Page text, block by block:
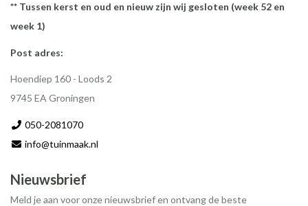
** Tussen kerst en oud en nieuw zijn wij gesloten (week 52 en
week 1)
Post adres:
Hoendiep 160 - Loods 2
9745 EA Groningen
050-2081070
info@tuinmaak.nl
Nieuwsbrief
Meld je aan voor onze nieuwsbrief en ontvang de beste